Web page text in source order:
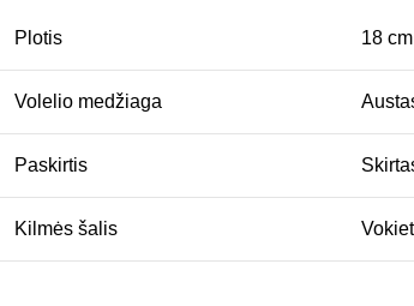
Plotis 18 cm
Volelio medžiaga
Paskirtis
Kilmės šalis